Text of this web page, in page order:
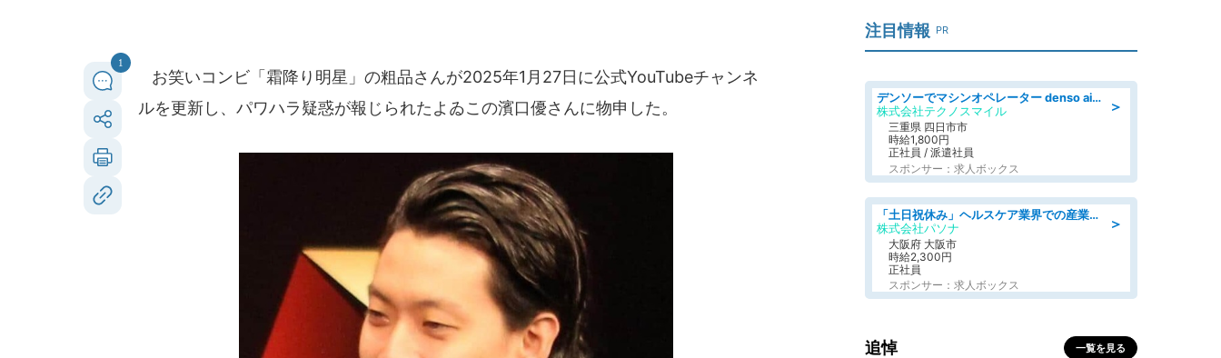
1
お笑いコンビ「霜降り明星」の粗品さんが2025年1月27日に公式YouTubeチャンネ
ルを更新し、パワハラ疑惑が報じられたよゐこの濱口優さんに物申した。
注目情報 PR
＞
デンソーでマシンオペレーター denso aichi
株式会社テクノスマイル
三重県 四日市市
時給1,800円
正社員 / 派遣社員
スポンサー：求人ボックス
＞
「土日祝休み」ヘルスケア業界での産業保健師業務/看護師/高時給/要資格:正看護師
株式会社パソナ
大阪府 大阪市
時給2,300円
正社員
スポンサー：求人ボックス
追悼 一覧を見る